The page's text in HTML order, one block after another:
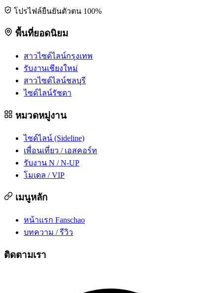
โปรไฟล์ยืนยันตัวตน 100%
พื้นที่ยอดนิยม
สาวไซด์ไลน์กรุงเทพ
รับงานเชียงใหม่
สาวไซด์ไลน์ชลบุรี
ไซด์ไลน์รัชดา
หมวดหมู่งาน
ไซด์ไลน์ (Sideline)
เพื่อนเที่ยว / เอสคอร์ท
รับงาน N / N-UP
โมเดล / VIP
เมนูหลัก
หน้าแรก Fanschao
บทความ / รีวิว
ติดตามเรา